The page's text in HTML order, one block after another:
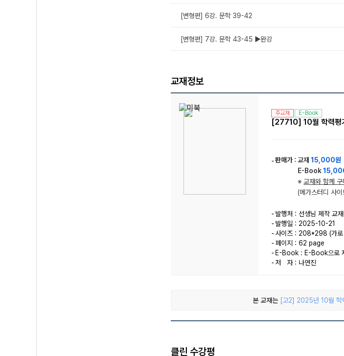
[변형편] 6강. 문학 39-42
[변형편] 7강. 문학 43-45 ▶완강
교재정보
주교재 E-Book
[27710] 10월 학력
판매가 : 교재 15,000원
E-Book
※ 교재와 함께
(메가스터디 사
발행처 : 선생님 제작 교재
발행일 : 2025-10-21
사이즈 : 208*298 (가로
페이지 : 62 page
E-Book : E-Book으로
저 자 : 나연진
본 교재는 [고2] 2025년 10월 학
클린 수강평